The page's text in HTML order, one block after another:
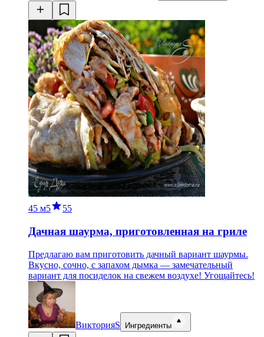
45 м5 55
Дачная шаурма, приготовленная на гриле
Предлагаю вам приготовить дачный вариант шаурмы.
Вкусно, сочно, с запахом дымка — замечательный
вариант для посиделок на свежем воздухе! Угощайтесь!
ВикторияS Ингредиенты